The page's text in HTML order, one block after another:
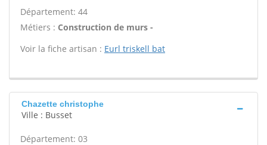
Département: 44
Métiers : Construction de murs -
Voir la fiche artisan : Eurl triskell bat
Chazette christophe
Ville : Busset
Département: 03